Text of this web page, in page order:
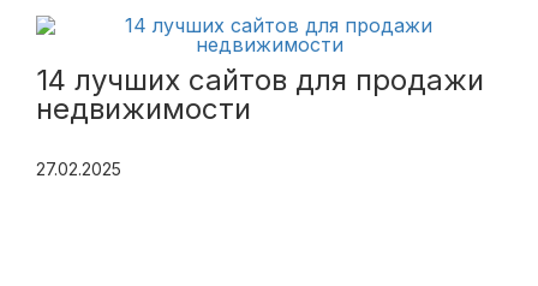
14 лучших сайтов для продажи
недвижимости
27.02.2025